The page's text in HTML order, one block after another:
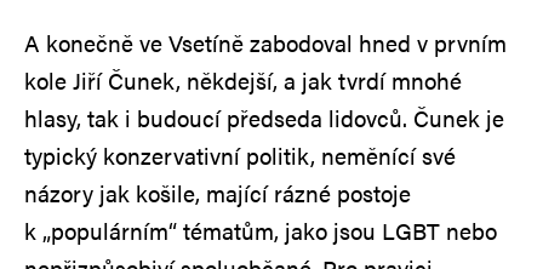
A konečně ve Vsetíně zabodoval hned v prvním
kole Jiří Čunek, někdejší, a jak tvrdí mnohé
hlasy, tak i budoucí předseda lidovců. Čunek je
typický konzervativní politik, neměnící své
názory jak košile, mající rázné postoje
k „populárním“ tématům, jako jsou LGBT nebo